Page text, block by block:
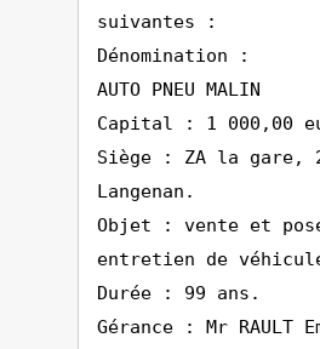
suivantes :
Dénomination :
AUTO PNEU MALIN
Capital : 1 000,00
Siège : ZA la gare,
Langenan.
Objet : vente et
entretien de
Durée : 99 ans.
Gérance : Mr RAULT